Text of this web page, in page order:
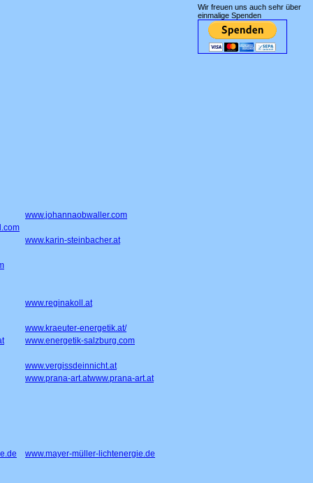
Wir freuen uns auch sehr über
einmalige Spenden
www.johannaobwaller.com
www.karin-steinbacher.at
www.reginakoll.at
www.kraeuter-energetik.at/
www.energetik-salzburg.com
www.vergissdeinnicht.at
www.prana-art.atwww.prana-art.at
www.mayer-müller-lichtenergie.de